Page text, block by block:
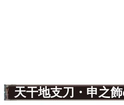
天干地支刀・申之